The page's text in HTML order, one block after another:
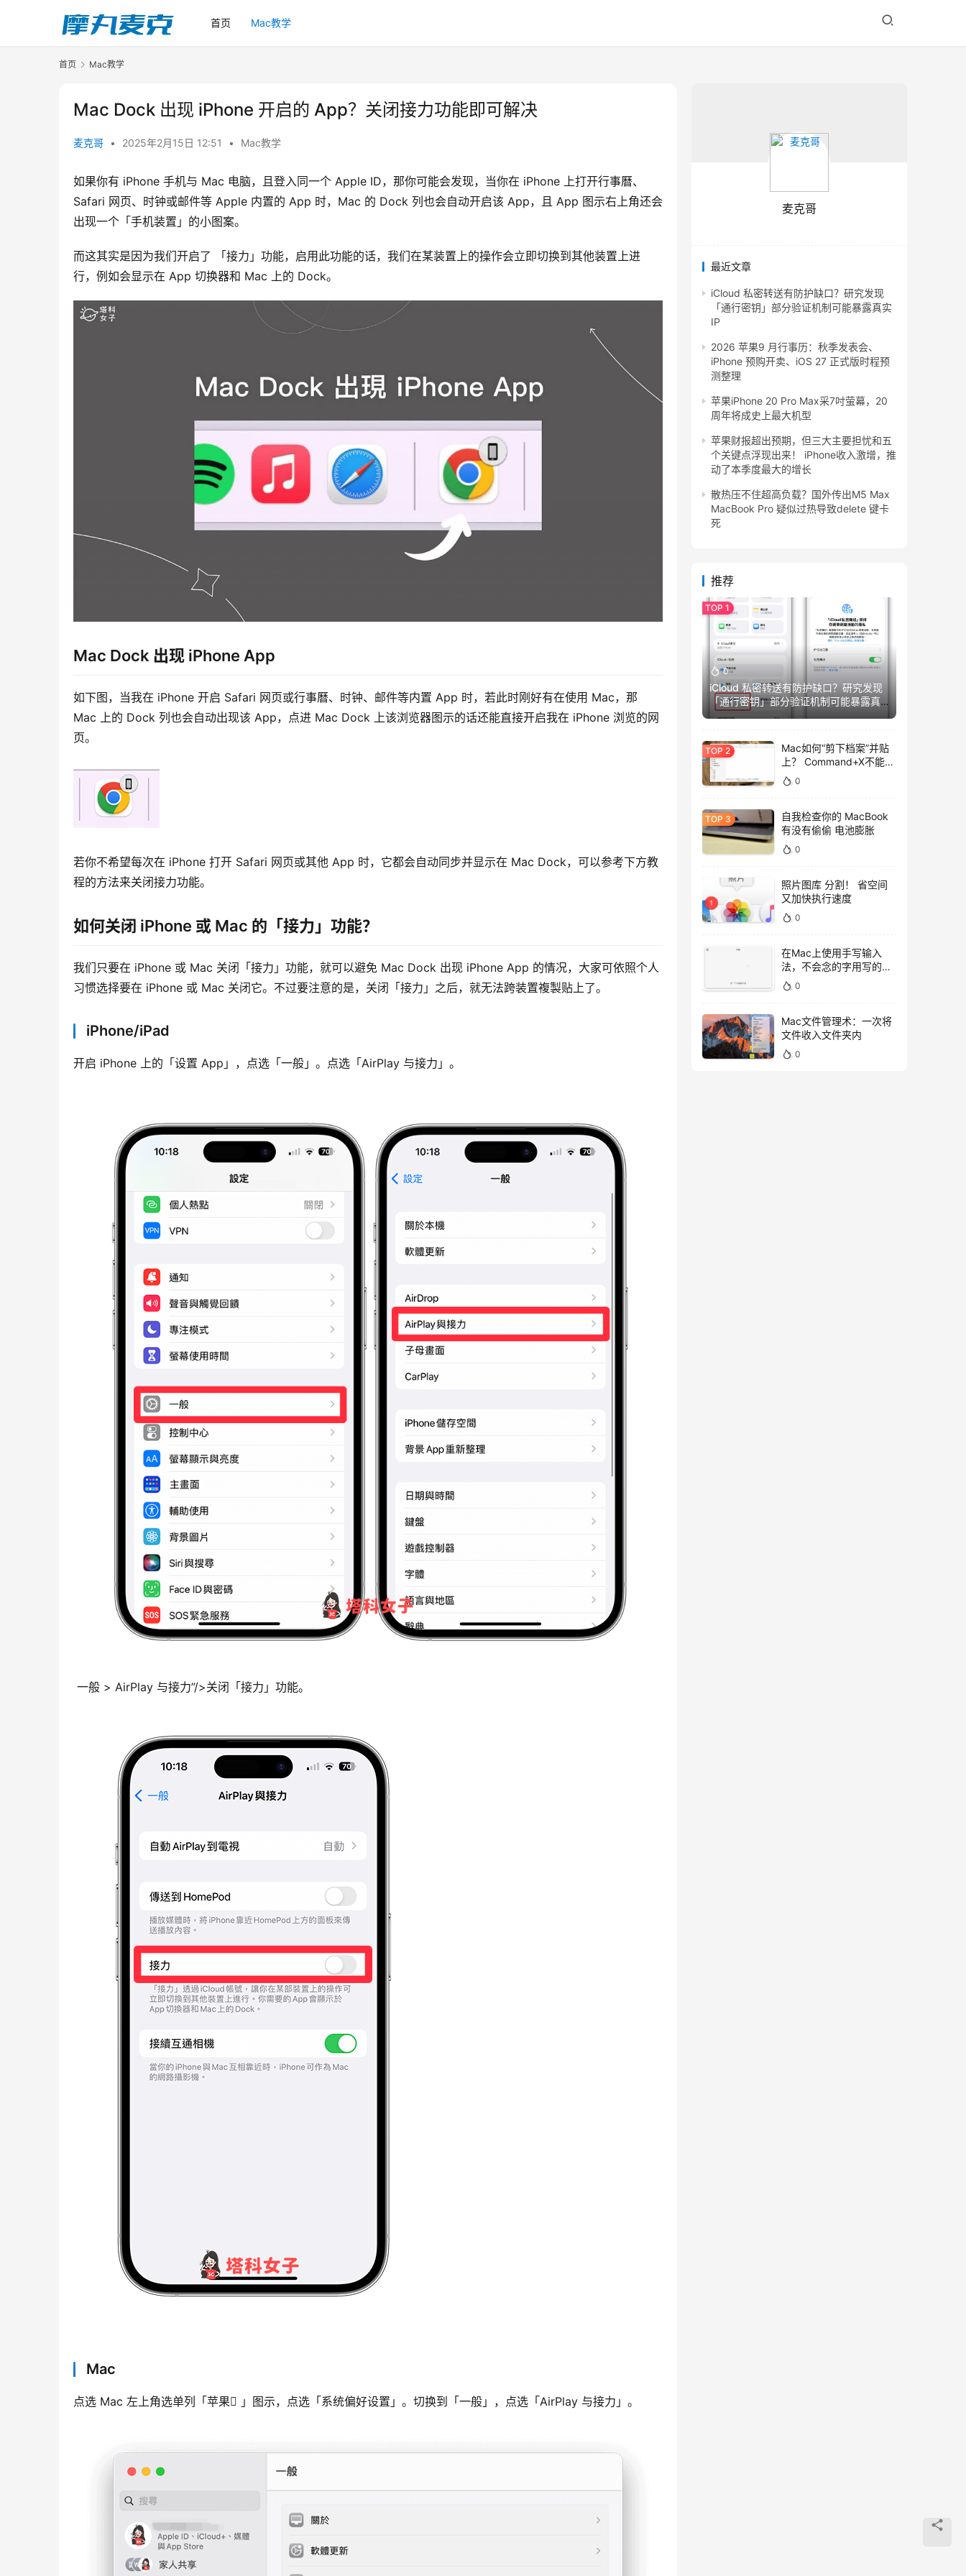
首页 Mac教学
首页 Mac教学
Mac Dock 出现 iPhone 开启的 App？关闭接力功能即可解决
麦克哥 • 2025年2月15日 12:51 • Mac教学
如果你有 iPhone 手机与 Mac 电脑，且登入同一个 Apple ID，那你可能会发现，当你在 iPhone 上打开行事曆、
Safari 网页、时钟或邮件等 Apple 内置的 App 时，Mac 的 Dock 列也会自动开启该 App，且 App 图示右上角还会
出现一个「手机装置」的小图案。
而这其实是因为我们开启了 「接力」功能，启用此功能的话，我们在某装置上的操作会立即切换到其他装置上进
行，例如会显示在 App 切换器和 Mac 上的 Dock。
Mac Dock 出现 iPhone App
如下图，当我在 iPhone 开启 Safari 网页或行事曆、时钟、邮件等内置 App 时，若此时刚好有在使用 Mac，那
Mac 上的 Dock 列也会自动出现该 App，点进 Mac Dock 上该浏览器图示的话还能直接开启我在 iPhone 浏览的网
页。
若你不希望每次在 iPhone 打开 Safari 网页或其他 App 时，它都会自动同步并显示在 Mac Dock，可以参考下方教
程的方法来关闭接力功能。
如何关闭 iPhone 或 Mac 的「接力」功能？
我们只要在 iPhone 或 Mac 关闭「接力」功能，就可以避免 Mac Dock 出现 iPhone App 的情况，大家可依照个人
习惯选择要在 iPhone 或 Mac 关闭它。不过要注意的是，关闭「接力」之后，就无法跨装置複製贴上了。
iPhone/iPad
开启 iPhone 上的「设置 App」，点选「一般」。点选「AirPlay 与接力」。
一般 > AirPlay 与接力”/>关闭「接力」功能。
Mac
点选 Mac 左上角选单列「苹果 」图示，点选「系统偏好设置」。切换到「一般」，点选「AirPlay 与接力」。
麦克哥
最近文章
iCloud 私密转送有防护缺口？研究发现
「通行密钥」部分验证机制可能暴露真实
IP
2026 苹果9 月行事历：秋季发表会、
iPhone 预购开卖、iOS 27 正式版时程预
测整理
苹果iPhone 20 Pro Max采7吋萤幕，20
周年将成史上最大机型
苹果财报超出预期，但三大主要担忧和五
个关键点浮现出来！ iPhone收入激增，推
动了本季度最大的增长
散热压不住超高负载？国外传出M5 Max
MacBook Pro 疑似过热导致delete 键卡
死
推荐
0
iCloud 私密转送有防护缺口？研究发现
「通行密钥」部分验证机制可能暴露真
实IP
Mac如何“剪下档案”并贴
上？ Command+X不能
用，用这招吧！
0
自我检查你的 MacBook
有没有偷偷 电池膨胀
0
照片图库 分割！ 省空间
又加快执行速度
0
在Mac上使用手写输入
法，不会念的字用写的就
好！
0
Mac文件管理术：一次将
文件收入文件夹内
0